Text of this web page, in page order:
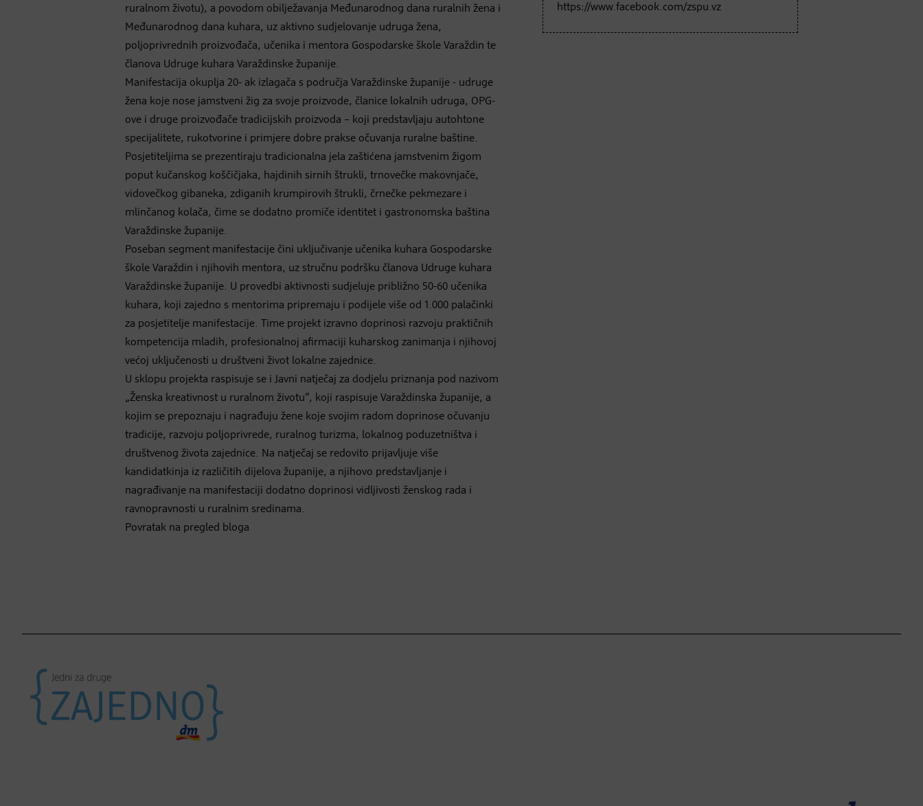
ruralnom životu), a povodom obilježavanja Međunarodnog dana ruralnih žena i
Međunarodnog dana kuhara, uz aktivno sudjelovanje udruga žena,
poljoprivrednih proizvođača, učenika i mentora Gospodarske škole Varaždin te
članova Udruge kuhara Varaždinske županije.
Manifestacija okuplja 20- ak izlagača s područja Varaždinske županije - udruge
žena koje nose jamstveni žig za svoje proizvode, članice lokalnih udruga, OPG-
ove i druge proizvođače tradicijskih proizvoda – koji predstavljaju autohtone
specijalitete, rukotvorine i primjere dobre prakse očuvanja ruralne baštine.
Posjetiteljima se prezentiraju tradicionalna jela zaštićena jamstvenim žigom
poput kučanskog koščičjaka, hajdinih sirnih štrukli, trnovečke makovnjače,
vidovečkog gibaneka, zdiganih krumpirovih štrukli, črnečke pekmezare i
mlinčanog kolača, čime se dodatno promiče identitet i gastronomska baština
Varaždinske županije.
Poseban segment manifestacije čini uključivanje učenika kuhara Gospodarske
škole Varaždin i njihovih mentora, uz stručnu podršku članova Udruge kuhara
Varaždinske županije. U provedbi aktivnosti sudjeluje približno 50-60 učenika
kuhara, koji zajedno s mentorima pripremaju i podijele više od 1.000 palačinki
za posjetitelje manifestacije. Time projekt izravno doprinosi razvoju praktičnih
kompetencija mladih, profesionalnoj afirmaciji kuharskog zanimanja i njihovoj
većoj uključenosti u društveni život lokalne zajednice.
U sklopu projekta raspisuje se i Javni natječaj za dodjelu priznanja pod nazivom
„Ženska kreativnost u ruralnom životu“, koji raspisuje Varaždinska županije, a
kojim se prepoznaju i nagrađuju žene koje svojim radom doprinose očuvanju
tradicije, razvoju poljoprivrede, ruralnog turizma, lokalnog poduzetništva i
društvenog života zajednice. Na natječaj se redovito prijavljuje više
kandidatkinja iz različitih dijelova županije, a njihovo predstavljanje i
nagrađivanje na manifestaciji dodatno doprinosi vidljivosti ženskog rada i
ravnopravnosti u ruralnim sredinama.
https://www.facebook.com/zspu.vz
Povratak na pregled bloga